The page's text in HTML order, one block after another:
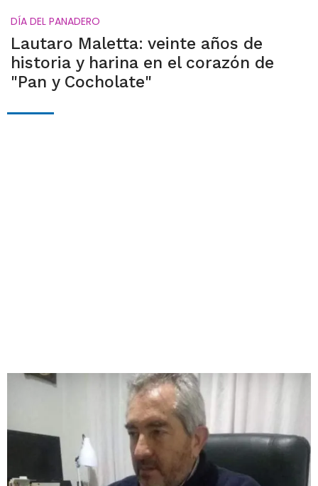
DÍA DEL PANADERO
Lautaro Maletta: veinte años de
historia y harina en el corazón de
"Pan y Cocholate"